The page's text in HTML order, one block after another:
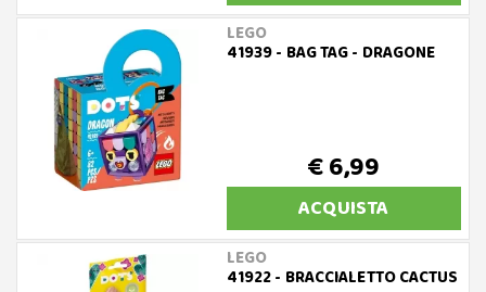
LEGO
41939 - BAG TAG - DRAGONE
€ 6,99
ACQUISTA
LEGO
41922 - BRACCIALETTO CACTUS